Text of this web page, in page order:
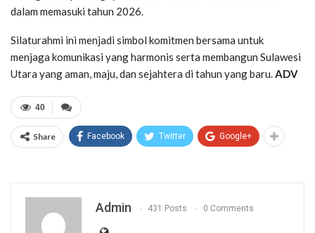
dalam memasuki tahun 2026.
Silaturahmi ini menjadi simbol komitmen bersama untuk
menjaga komunikasi yang harmonis serta membangun Sulawesi
Utara yang aman, maju, dan sejahtera di tahun yang baru.ADV
40
Share Facebook Twitter Google+
Admin 431 Posts 0 Comments